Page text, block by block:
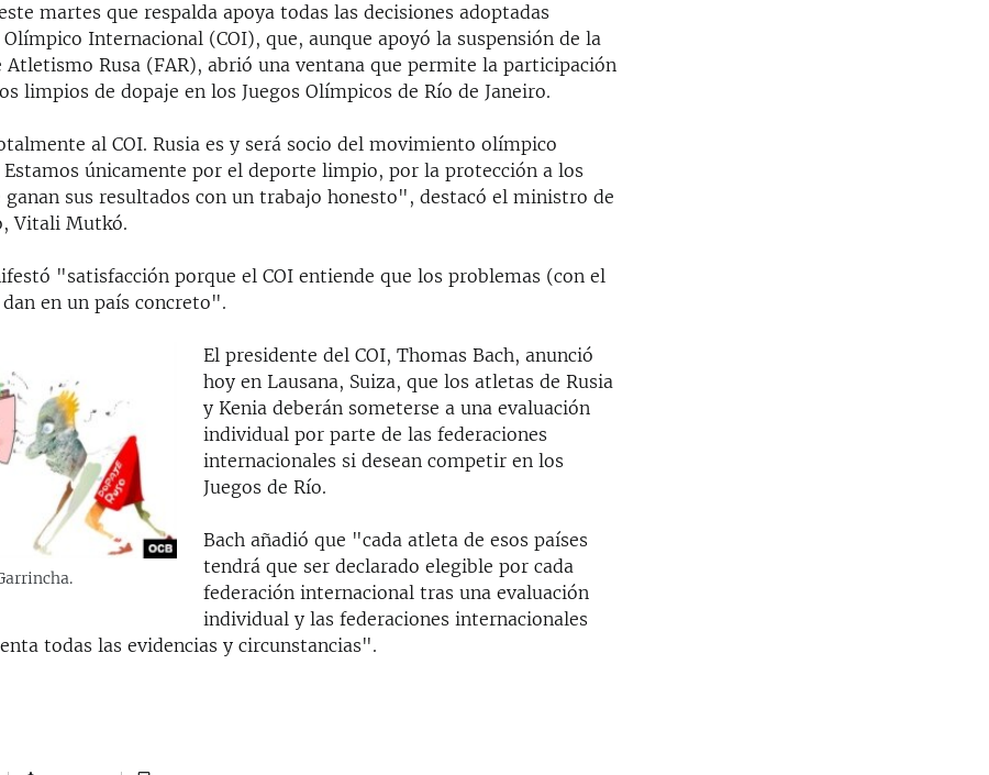
martes que respalda apoya todas las decisiones adoptadas
Internacional (COI), que, aunque apoyó la suspensión de la
Atletismo Rusa (FAR), abrió una ventana que permite la participación
limpios de dopaje en los Juegos Olímpicos de Río de Janeiro.
al COI. Rusia es y será socio del movimiento olímpico
únicamente por el deporte limpio, por la protección a los
ganan sus resultados con un trabajo honesto", destacó el ministro de
Vitali Mutkó.
"satisfacción porque el COI entiende que los problemas (con el
en un país concreto".
El presidente del COI, Thomas Bach, anunció
hoy en Lausana, Suiza, que los atletas de Rusia
y Kenia deberán someterse a una evaluación
individual por parte de las federaciones
internacionales si desean competir en los
Juegos de Río.
Bach añadió que "cada atleta de esos países
tendrá que ser declarado elegible por cada
federación internacional tras una evaluación
individual y las federaciones internacionales
todas las evidencias y circunstancias".